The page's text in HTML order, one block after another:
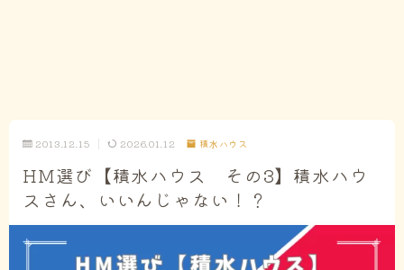
2013.12.15 2026.01.12 積水ハウス
HM選び【積水ハウス その3】積水ハウ
スさん、いいんじゃない！？